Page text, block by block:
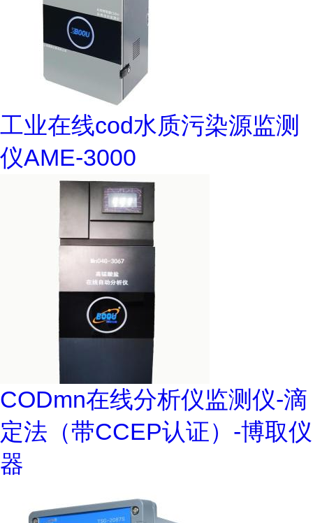
工业在线cod水质污染源监测
仪AME-3000
CODmn在线分析仪监测仪-滴
定法（带CCEP认证）-博取仪
器